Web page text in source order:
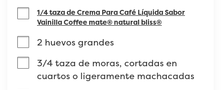
1/4 taza de Crema Para Café Líquida Sabor
Vainilla Coffee mate® natural bliss®
2 huevos grandes
3/4 taza de moras, cortadas en
cuartos o ligeramente machacadas